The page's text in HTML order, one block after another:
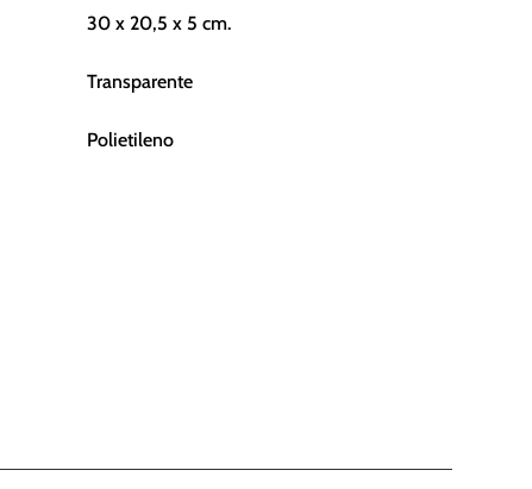
30 x 20,5 x 5 cm.
Transparente
Polietileno